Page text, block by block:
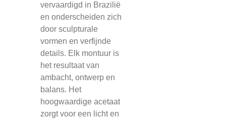
vervaardigd in Brazilië
en onderscheiden zich
door sculpturale
vormen en verfijnde
details. Elk montuur is
het resultaat van
ambacht, ontwerp en
balans. Het
hoogwaardige acetaat
zorgt voor een licht en